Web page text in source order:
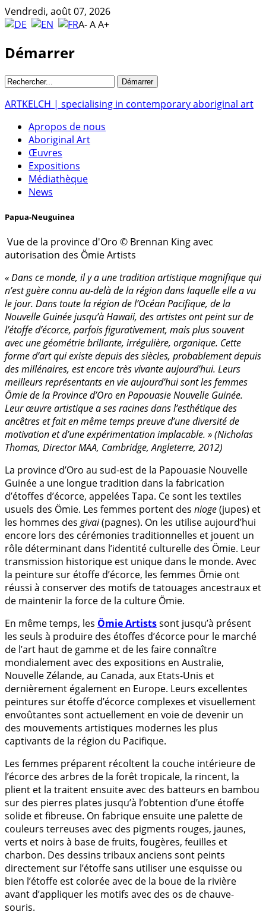
Vendredi, août 07, 2026
A-AA+
Démarrer
ARTKELCH | specialising in contemporary aboriginal art
Apropos de nous
Aboriginal Art
Œuvres
Expositions
Médiathèque
News
Papua-Neuguinea
Vue de la province d'Oro © Brennan King avec
autorisation des Ömie Artists
« Dans ce monde, il y a une tradition artistique magnifique qui
n’est guère connu au-delà de la région dans laquelle elle a vu
le jour. Dans toute la région de l’Océan Pacifique, de la
Nouvelle Guinée jusqu’à Hawaii, des artistes ont peint sur de
l’étoffe d’écorce, parfois figurativement, mais plus souvent
avec une géométrie brillante, irrégulière, organique. Cette
forme d’art qui existe depuis des siècles, probablement depuis
des millénaires, est encore très vivante aujourd’hui. Leurs
meilleurs représentants en vie aujourd’hui sont les femmes
Ömie de la Province d’Oro en Papouasie Nouvelle Guinée.
Leur œuvre artistique a ses racines dans l’esthétique des
ancêtres et fait en même temps preuve d’une diversité de
motivation et d’une expérimentation implacable. » (Nicholas
Thomas, Director MAA, Cambridge, Angleterre, 2012)
La province d’Oro au sud-est de la Papouasie Nouvelle
Guinée a une longue tradition dans la fabrication
d’étoffes d’écorce, appelées Tapa. Ce sont les textiles
usuels des Ömie. Les femmes portent des nioge(jupes) et
les hommes des givai(pagnes). On les utilise aujourd’hui
encore lors des cérémonies traditionnelles et jouent un
rôle déterminant dans l’identité culturelle des Ömie. Leur
transmission historique est unique dans le monde. Avec
la peinture sur étoffe d’écorce, les femmes Ömie ont
réussi à conserver des motifs de tatouages ancestraux et
de maintenir la force de la culture Ömie.
En même temps, les Ömie Artistssont jusqu’à présent
les seuls à produire des étoffes d’écorce pour le marché
de l’art haut de gamme et de les faire connaître
mondialement avec des expositions en Australie,
Nouvelle Zélande, au Canada, aux Etats-Unis et
dernièrement également en Europe. Leurs excellentes
peintures sur étoffe d’écorce complexes et visuellement
envoûtantes sont actuellement en voie de devenir un
des mouvements artistiques modernes les plus
captivants de la région du Pacifique.
Les femmes préparent récoltent la couche intérieure de
l’écorce des arbres de la forêt tropicale, la rincent, la
plient et la traitent ensuite avec des batteurs en bambou
sur des pierres plates jusqu’à l’obtention d’une étoffe
solide et fibreuse. On fabrique ensuite une palette de
couleurs terreuses avec des pigments rouges, jaunes,
verts et noirs à base de fruits, fougères, feuilles et
charbon. Des dessins tribaux anciens sont peints
directement sur l’étoffe sans utiliser une esquisse ou
bien l’étoffe est colorée avec de la boue de la rivière
avant d’appliquer les motifs avec des os de chauve-
souris.